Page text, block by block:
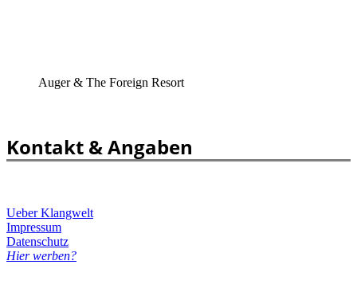
Auger & The Foreign Resort
Kontakt & Angaben
Ueber Klangwelt
Impressum
Datenschutz
Hier werben?